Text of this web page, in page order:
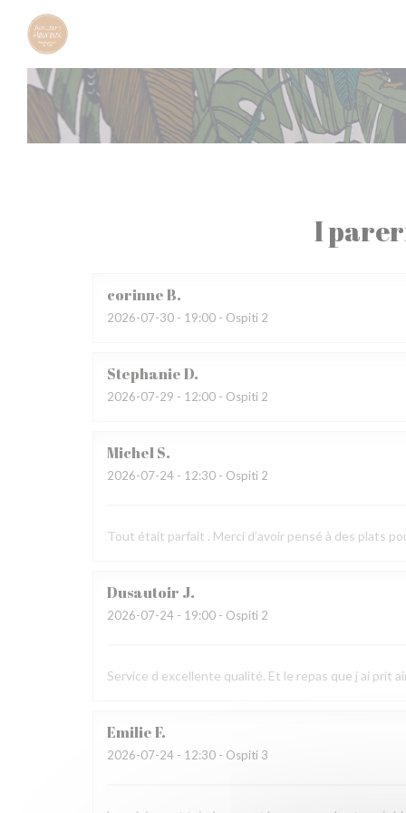
Personalizzazione delle tue scelte sui cookie
I
corinneB
2026-07-30 - 19:00 - Ospiti 2
StephanieD
2026-07-29 - 12:00 - Ospiti 2
MichelS
2026-07-24 - 12:30 - Ospiti 2
Tout était parfait . Merci d’avoir pensé à des plats
Dusautoir J
2026-07-24 - 19:00 - Ospiti 2
Service d excellente qualité. Et le repas que j ai prit
EmilieF
2026-07-24 - 12:30 - Ospiti 3